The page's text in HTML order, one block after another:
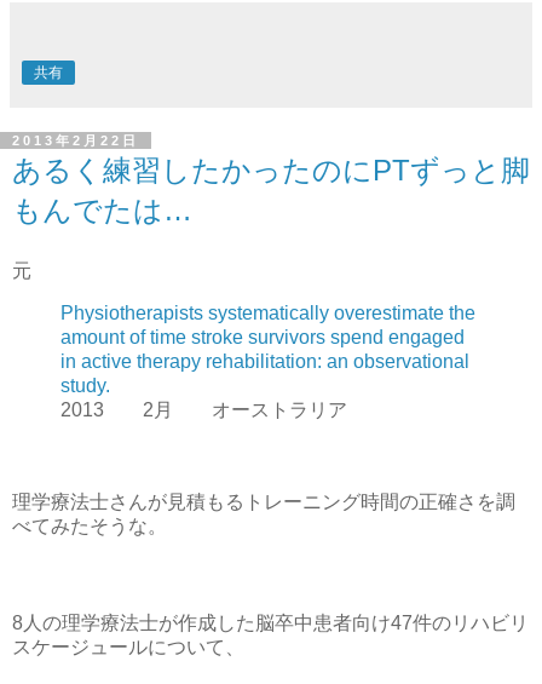
共有
2013年2月22日
あるく練習したかったのにPTずっと脚
もんでたは…
元
Physiotherapists systematically overestimate the
amount of time stroke survivors spend engaged
in active therapy rehabilitation: an observational
study.
2013 2月 オーストラリア
理学療法士さんが見積もるトレーニング時間の正確さを調
べてみたそうな。
8人の理学療法士が作成した脳卒中患者向け47件のリハビリ
スケージュールについて、